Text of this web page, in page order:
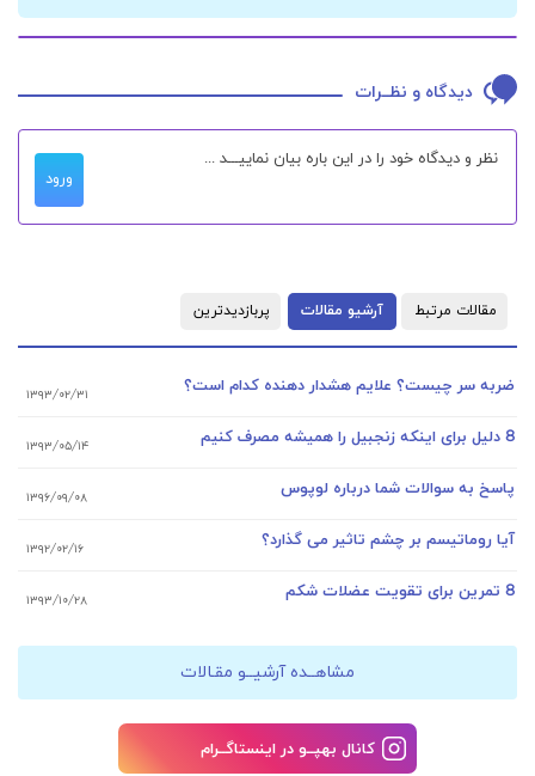
دیدگاه و نظــرات
ورود
مقالات مرتبط آرشیو مقالات پربازدیدترین
ضربه سر چیست؟ علایم هشدار دهنده کدام است؟ ۱۳۹۳/۰۲/۳۱
8 دلیل برای اینکه زنجبیل را همیشه مصرف کنیم ۱۳۹۳/۰۵/۱۴
پاسخ به سوالات شما درباره لوپوس ۱۳۹۶/۰۹/۰۸
آیا روماتیسم بر چشم تاثیر می گذارد؟ ۱۳۹۲/۰۲/۱۶
8 تمرین برای تقویت عضلات شکم ۱۳۹۳/۱۰/۲۸
مشاهــده آرشیــو مقـالات
کانال بهپــو در اینستاگــرام